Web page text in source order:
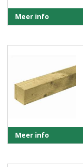
Meer info
Meer info